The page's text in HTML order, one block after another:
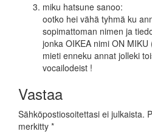
miku hatsune sanoo:
ootko hei vähä tyhmä ku
sopimattoman nimen ja
jonka OIKEA nimi ON
mieti enneku annat jolleki
vocailodeist !
Vastaa
Sähköpostiosoitettasi ei julkaista.
merkitty *